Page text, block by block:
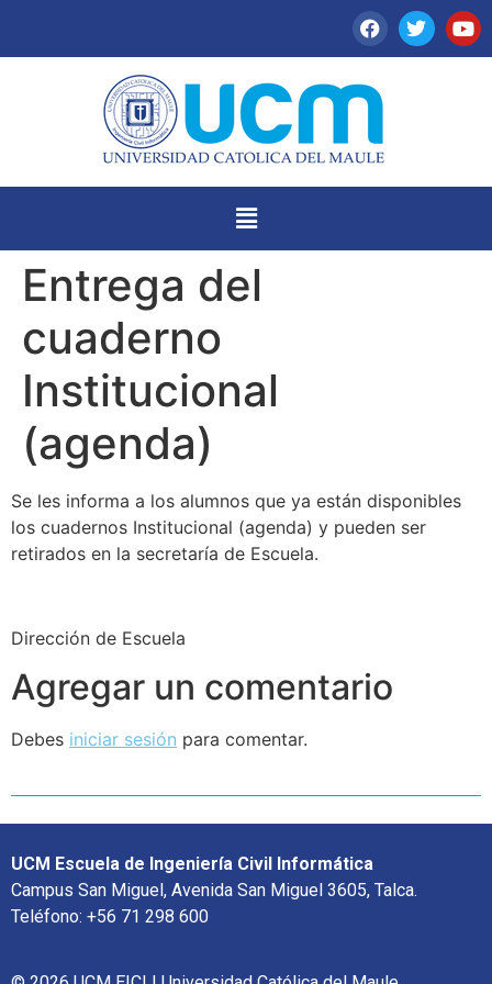
Entrega del
cuaderno
Institucional
(agenda)
Se les informa a los alumnos que ya están disponibles
los cuadernos Institucional (agenda) y pueden ser
retirados en la secretaría de Escuela.
Dirección de Escuela
Agregar un comentario
Debes iniciar sesión para comentar.
UCM Escuela de Ingeniería Civil Informática
Campus San Miguel, Avenida San Miguel 3605, Talca.
Teléfono: +56 71 298 600